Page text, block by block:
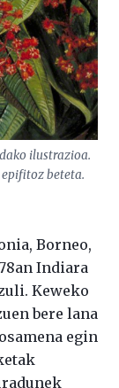
ilustrazioa.
beteta.
Borneo,
Indiara
Keweko
bere lana
egin